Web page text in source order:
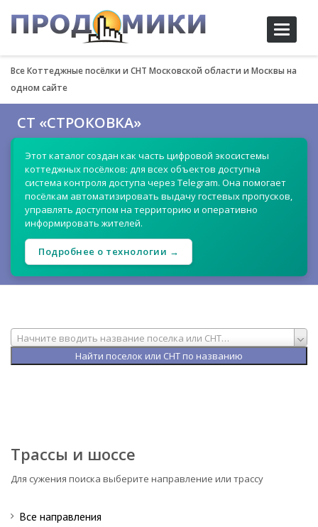
Toggle
Все Коттеджные посёлки и СНТ Московской области и Москвы на
одном сайте
СТ «СТРОКОВКА»
Этот каталог создан как часть цифровой экосистемы
коттеджных посёлков: для всех объектов доступна
система контроля доступа через Telegram. Она помогает
посёлкам автоматизировать выдачу гостевых пропусков,
управлять доступом на территорию и оперативно
информировать жителей.
Подробнее о технологии →
Начните вводить название поселка или СНТ…
Трассы и шоссе
Для сужения поиска выберите направление или трассу
Все направления